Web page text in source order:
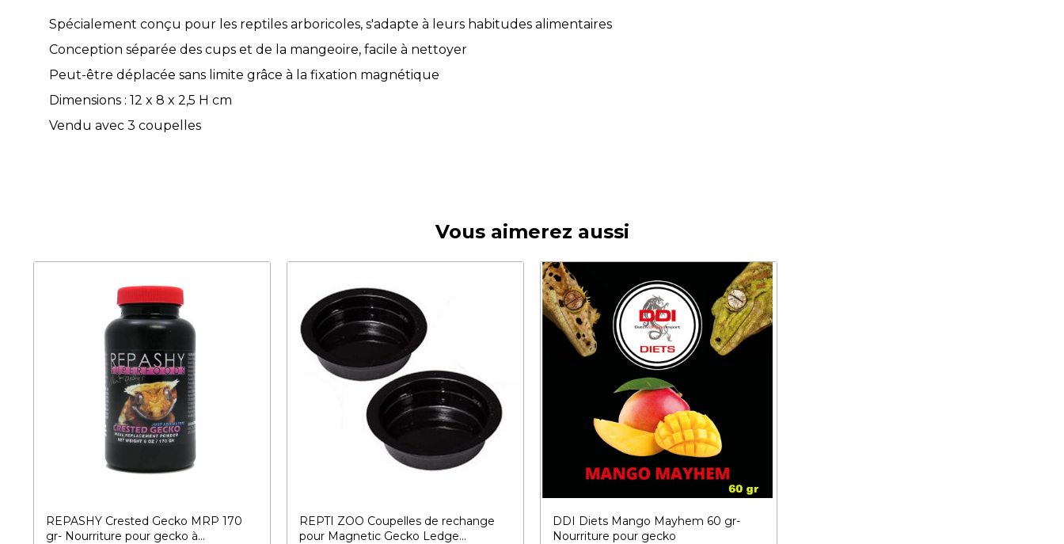
Spécialement conçu pour les reptiles arboricoles, s'adapte à leurs habitudes alimentaires
Conception séparée des cups et de la mangeoire, facile à nettoyer
Peut-être déplacée sans limite grâce à la fixation magnétique
Dimensions : 12 x 8 x 2,5 H cm
Vendu avec 3 coupelles
Vous aimerez aussi
REPASHY Crested Gecko MRP 170
gr- Nourriture pour gecko à...
REPTI ZOO Coupelles de rechange
pour Magnetic Gecko Ledge...
DDI Diets Mango Mayhem 60 gr-
Nourriture pour gecko